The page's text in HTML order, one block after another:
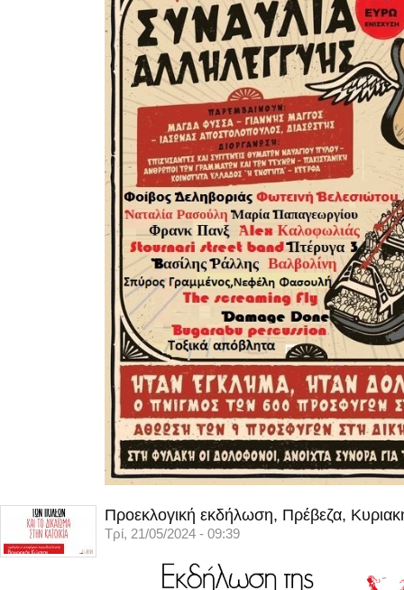
Προεκλογική εκδήλωση, Πρέβεζα,
Τρί, 21/05/2024 - 09:39